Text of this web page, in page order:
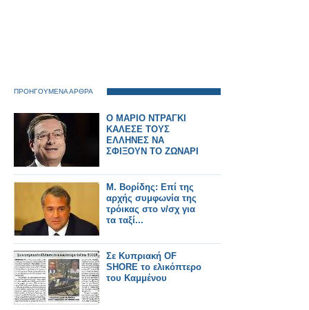
ΠΡΟΗΓΟΥΜΕΝΑ ΑΡΘΡΑ
Ο ΜΑΡΙΟ ΝΤΡΑΓΚΙ
ΚΑΛΕΣΕ ΤΟΥΣ
ΕΛΛΗΝΕΣ ΝΑ
ΣΦΙΞΟΥΝ ΤΟ ΖΩΝΑΡΙ
Μ. Βορίδης: Επί της
αρχής συμφωνία της
τρόικας στο ν/σχ για
τα ταξί...
Σε Κυπριακή OF
SHORE το ελικόπτερο
του Καμμένου